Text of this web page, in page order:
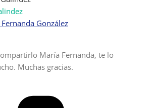
González
María Fernanda, te lo
Muchas gracias.